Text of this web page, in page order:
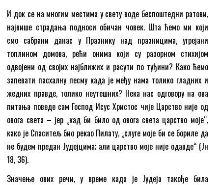
И док се на многим местима у свету воде беспоштедни ратови,
највише страдања подноси обичан човек. Шта ћемо ми који
смо сабрани данас у Празнику над празницима, угрејани
топлином домова, рећи онима који су разорном стихијом
одвојени од својих најближих и расути по туђини? Како ћемо
запевати пасхалну песму када је међу нама толико гладних и
жедних правде, толико неутешних? Нека нас одговору на ова
питања поведе сам Господ Исус Христос чије Царство није од
овога света – јер „кад би било од овога света царство моје“,
како је Спаситељ био рекао Пилату, „слуге моје би се бориле да
не будем предан Јудејцима; али царство моје није одавде“ (Јн
18, 36).
Значење ових речи, у време када је Јудеја такође била